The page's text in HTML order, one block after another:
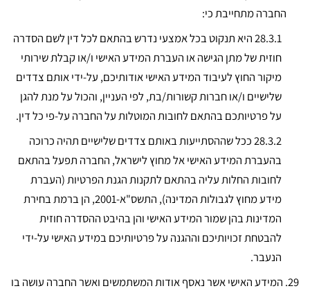
החברה מתחייבת כי:
28.3.1 היא תנקוט בכל אמצעי נדרש בהתאם לכל דין לשם הסדרה
חוזית של מתן הגישה או העברת המידע האישי ו/או קבלת שירותי
מיקור החוץ לעיבוד המידע האישי אודותיכם, על-ידי אותם צדדים
שלישיים ו/או חברות קשורות/בת, לפי העניין, והכול על מנת להגן
על פרטיותכם בהתאם לחובות המוטלות על החברה על-פי כל דין.
28.3.2ככל שההסתייעות באותם צדדים שלישיים תהיה כרוכה
בהעברת המידע האישי אל מחוץ לישראל, החברה תפעל בהתאם
לחובות החלות עליה בהתאם לתקנות הגנת הפרטיות (העברת
מידע מחוץ לגבולות המדינה), התשס"א-2001, הן ברמת בחירת
המדינות בהן שמור המידע האישי והן בהיבט ההסדרה חוזית
להבטחת זכויותיכם וההגנה על פרטיותיכם במידע האישי על-ידי
הנעבר.
29. המידע האישי אשר נאסף אודות המשתמשים ואשר החברה עושה בו